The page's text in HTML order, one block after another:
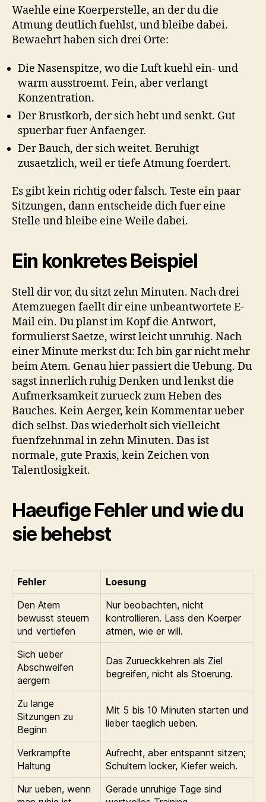
Waehle eine Koerperstelle, an der du die
Atmung deutlich fuehlst, und bleibe dabei.
Bewaehrt haben sich drei Orte:
Die Nasenspitze, wo die Luft kuehl ein- und
warm ausstroemt. Fein, aber verlangt
Konzentration.
Der Brustkorb, der sich hebt und senkt. Gut
spuerbar fuer Anfaenger.
Der Bauch, der sich weitet. Beruhigt
zusaetzlich, weil er tiefe Atmung foerdert.
Es gibt kein richtig oder falsch. Teste ein paar
Sitzungen, dann entscheide dich fuer eine
Stelle und bleibe eine Weile dabei.
Ein konkretes Beispiel
Stell dir vor, du sitzt zehn Minuten. Nach drei
Atemzuegen faellt dir eine unbeantwortete E-
Mail ein. Du planst im Kopf die Antwort,
formulierst Saetze, wirst leicht unruhig. Nach
einer Minute merkst du: Ich bin gar nicht mehr
beim Atem. Genau hier passiert die Uebung. Du
sagst innerlich ruhig Denken und lenkst die
Aufmerksamkeit zurueck zum Heben des
Bauches. Kein Aerger, kein Kommentar ueber
dich selbst. Das wiederholt sich vielleicht
fuenfzehnmal in zehn Minuten. Das ist
normale, gute Praxis, kein Zeichen von
Talentlosigkeit.
Haeufige Fehler und wie du
sie behebst
Fehler
Loesung
Den Atem
bewusst steuern
und vertiefen
Nur beobachten, nicht
kontrollieren. Lass den Koerper
atmen, wie er will.
Sich ueber
Abschweifen
aergern
Das Zurueckkehren als Ziel
begreifen, nicht als Stoerung.
Zu lange
Sitzungen zu
Beginn
Mit 5 bis 10 Minuten starten und
lieber taeglich ueben.
Verkrampfte
Haltung
Aufrecht, aber entspannt sitzen;
Schultern locker, Kiefer weich.
Nur ueben, wenn
Gerade unruhige Tage sind